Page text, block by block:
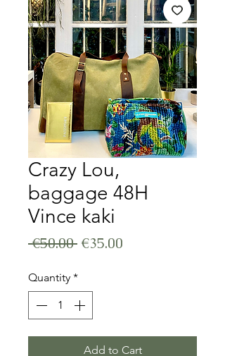
Crazy Lou,
baggage 48H
Vince kaki
€50.00 Regular Price
€35.00
Quantity *
Add to Cart